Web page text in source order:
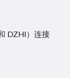
DZHI）连接